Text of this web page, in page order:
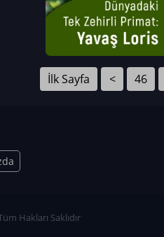
İlk Sayfa < 46
Hakları Saklıdır